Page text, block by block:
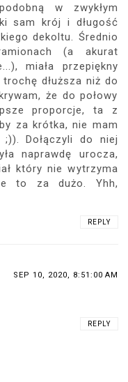
w zwykłym
sam krój i długość
dekoltu. Średnio
(a akurat
miała przepiękny
trochę dłuższa niż do
że do połowy
proporcje, ta z
za krótka, nie mam
Dołączyli do niej
naprawdę urocza,
który nie wytrzyma
to za dużo. Yhh,
REPLY
SEP 10, 2020, 8:51:00 AM
REPLY